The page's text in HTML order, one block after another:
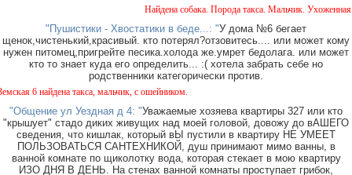
Найдена собака. Порода такса. Мальчик. Ухоженная
"Пушистики - Хвостатики в беде...: "У дома №6 бегает
щенок,чистенький,красивый. кто потерял?отзовитесь.... или может кому
нужен питомец,пригрейте песика.холода же.умрет бедолага. или может
кто то знает куда его определить... :( хотела забрать себе но
родственники категорически против.
найдена такса, мальчик, с ошейником.
"Общение ул Уездная д 4: "Уважаемые хозяева квартиры 327 или кто
"крышует" стадо диких живущих над моей головой, довожу до вАШЕГО
сведения, что кишлак, который вЫ пустили в квартиру НЕ УМЕЕТ
ПОЛЬЗОВАТЬСЯ САНТЕХНИКОЙ, душ принимают мимо ванны, в
ванной комнате по щиколотку вода, которая стекает в мою квартиру
ИЗО ДНЯ В ДЕНЬ. На стенах ванной комнаты проступает грибок,